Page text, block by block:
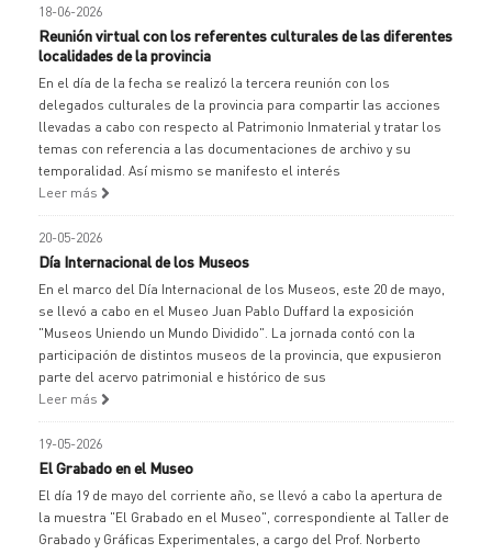
18-06-2026
Reunión virtual con los referentes culturales de las diferentes
localidades de la provincia
En el día de la fecha se realizó la tercera reunión con los
delegados culturales de la provincia para compartir las acciones
llevadas a cabo con respecto al Patrimonio Inmaterial y tratar los
temas con referencia a las documentaciones de archivo y su
temporalidad. Así mismo se manifesto el interés
Leer más
20-05-2026
Día Internacional de los Museos
En el marco del Día Internacional de los Museos, este 20 de mayo,
se llevó a cabo en el Museo Juan Pablo Duffard la exposición
"Museos Uniendo un Mundo Dividido". La jornada contó con la
participación de distintos museos de la provincia, que expusieron
parte del acervo patrimonial e histórico de sus
Leer más
19-05-2026
El Grabado en el Museo
El día 19 de mayo del corriente año, se llevó a cabo la apertura de
la muestra "El Grabado en el Museo", correspondiente al Taller de
Grabado y Gráficas Experimentales, a cargo del Prof. Norberto